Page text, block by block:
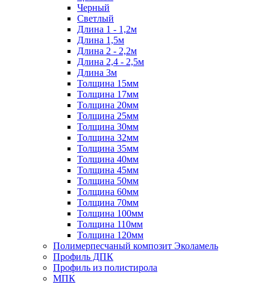
Черный
Светлый
Длина 1 - 1,2м
Длина 1,5м
Длина 2 - 2,2м
Длина 2,4 - 2,5м
Длина 3м
Толщина 15мм
Толщина 17мм
Толщина 20мм
Толщина 25мм
Толщина 30мм
Толщина 32мм
Толщина 35мм
Толщина 40мм
Толщина 45мм
Толщина 50мм
Толщина 60мм
Толщина 70мм
Толщина 100мм
Толщина 110мм
Толщина 120мм
Полимерпесчаный композит Эколамель
Профиль ДПК
Профиль из полистирола
МПК